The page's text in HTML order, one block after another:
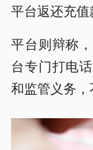
平台返还充值
平台则辩称
台专门打电
和监管义务，